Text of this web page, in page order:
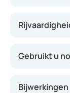
Gebruikt u
Bijwerkingen